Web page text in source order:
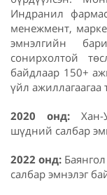
Индранил
менежмент,
эмнэлгийн
сонирхолтой
байдлаар 150+
үйл
2020 онд: Хан-
шүдний салбар
2022 онд:
салбар эмнэлэг